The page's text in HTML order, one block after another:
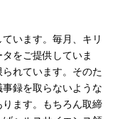
います。毎月、キリ
をご提供していま
れています。そのた
録を取らないような
ます。もちろん取締